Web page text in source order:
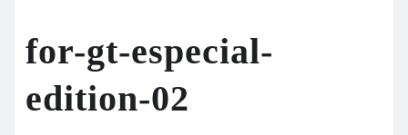
for-gt-especial-
edition-02